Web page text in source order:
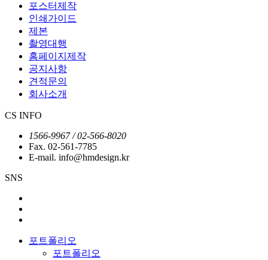
포스터제작
인쇄가이드
제본
촬영대행
홈페이지제작
공지사항
견적문의
회사소개
CS INFO
1566-9967 / 02-566-8020
Fax. 02-561-7785
E-mail. info@hmdesign.kr
SNS
포트폴리오
포트폴리오